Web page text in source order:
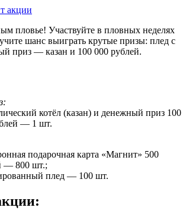
акции
пловье! Участвуйте в пловных неделях
шанс выиграть крутые призы: плед с
приз — казан и 100 000 рублей.
котёл (казан) и денежный приз 100
— 1 шт.
подарочная карта «Магнит» 500
— 800 шт.;
плед — 100 шт.